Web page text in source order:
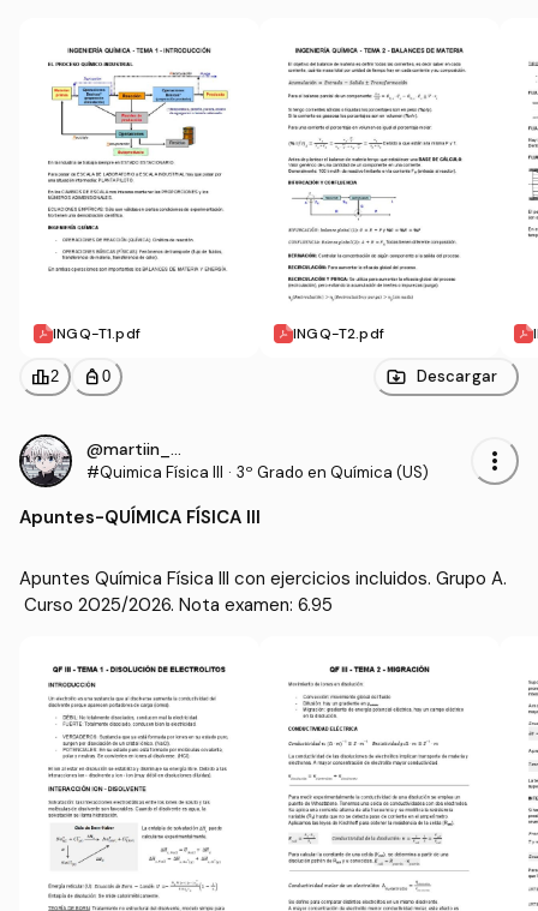
INGQ-T1.pdf INGQ-T2.pdf
leaderboard2 personal_bag 0 Descargar
@martiin_28
#Quimica Física III · 3º Grado en Química (US) more_vert
Apuntes-QUÍMICA FÍSICA III
Apuntes Química Física III con ejercicios incluidos. Grupo A.
Curso 2025/2026. Nota examen: 6.95